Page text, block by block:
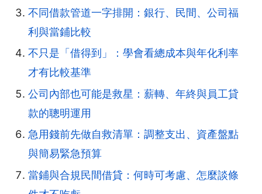
不同借款管道一字排開：銀行、民間、公司福
利與當鋪比較
不只是「借得到」：學會看總成本與年化利率
才有比較基準
公司內部也可能是救星：薪轉、年終與員工貸
款的聰明運用
急用錢前先做自救清單：調整支出、資產盤點
與簡易緊急預算
當鋪與合規民間借貸：何時可考慮、怎麼談條